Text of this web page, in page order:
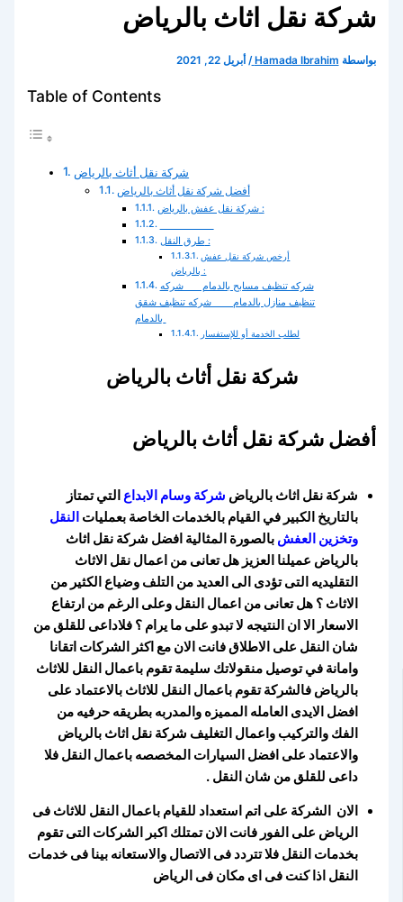
شركة نقل اثاث بالرياض
بواسطة Hamada Ibrahim
/أبريل 22, 2021
Table of Contents
شركة نقل أثاث بالرياض
أفضل شركة نقل أثاث بالرياض
شركة نقل عفش بالرياض :
طرق النقل :
أرخص شركة نقل عفش
بالرياض :
شركه تنظيف مسابح بالدمام شركه
تنظيف منازل بالدمام شركه تنظيف شقق
لطلب الخدمة أو للإستفسار
شركة نقل أثاث بالرياض
أفضل شركة نقل أثاث بالرياض
شركة نقل اثاث بالرياض شركة وسام الابداع التي تمتاز
بالتاريخ الكبير في القيام بالخدمات الخاصة بعمليات النقل
وتخزين العفش بالصورة المثالية افضل شركة نقل اثاث
بالرياض عميلنا العزيز هل تعانى من اعمال نقل الاثاث
التقليديه التى تؤدى الى العديد من التلف وضياع الكثير من
الاثاث ؟ هل تعانى من اعمال النقل وعلى الرغم من ارتفاع
الاسعار الا ان النتيجه لا تبدو على ما يرام ؟ فلاداعى للقلق من
شان النقل على الاطلاق فانت الان مع اكثر الشركات اتقانا
وامانة في توصيل منقولاتك سليمة تقوم باعمال النقل للاثاث
بالرياض فالشركة تقوم باعمال النقل للاثاث بالاعتماد على
افضل الايدى العامله المميزه والمدربه بطريقه حرفيه من
الفك والتركيب واعمال التغليف شركة نقل اثاث بالرياض
والاعتماد على افضل السيارات المخصصه باعمال النقل فلا
داعى للقلق من شان النقل .
الان الشركة على اتم استعداد للقيام باعمال النقل للاثاث فى
الرياض على الفور فانت الان تمتلك اكبر الشركات التى تقوم
بخدمات النقل فلا تتردد فى الاتصال والاستعانه بينا فى خدمات
النقل اذا كنت فى اى مكان فى الرياض